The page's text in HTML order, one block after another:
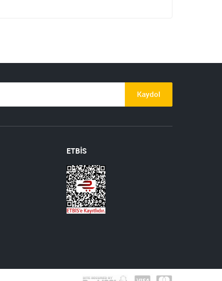
Kaydol
ETBİS